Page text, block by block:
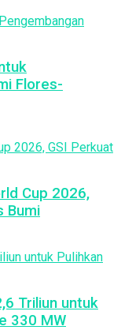
Flores-
Cup 2026,
Bumi
Triliun untuk
330 MW